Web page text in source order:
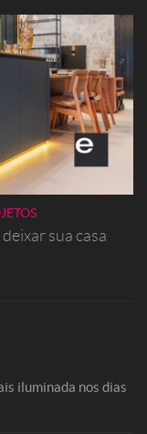
sua casa
iluminada nos dias